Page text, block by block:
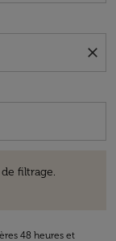
close
filtrage.
48 heures et